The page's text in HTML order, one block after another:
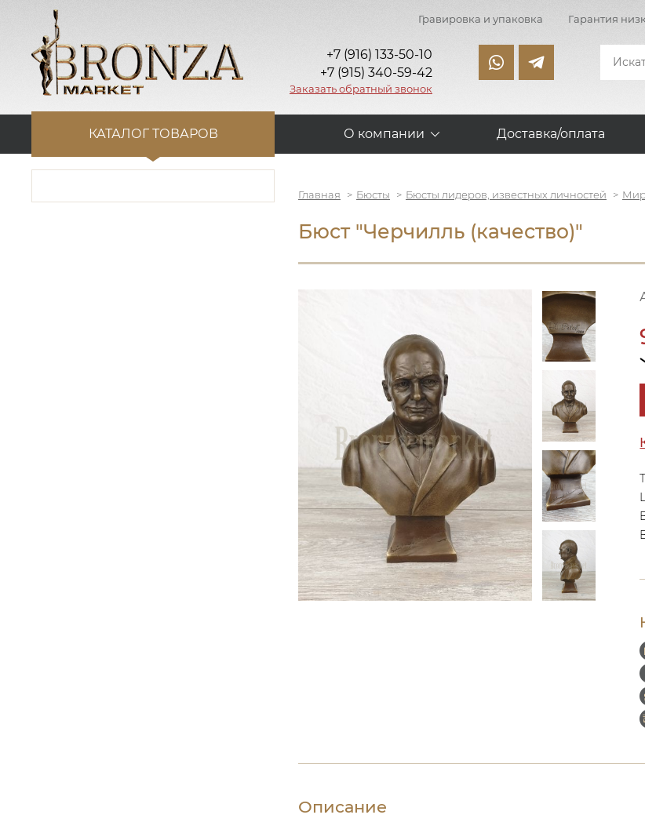
Гравировка и упаковка Гарантия
+7 (916) 133-50-10
+7 (915) 340-59-42
Заказать обратный звонок
КАТАЛОГ ТОВАРОВ О компании Доставка/оплата
Главная Бюсты Бюсты лидеров, известных личностей
Бюст "Черчилль (качество)"
Описание